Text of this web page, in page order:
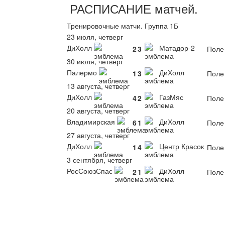
РАСПИСАНИЕ матчей.
Тренировочные матчи. Группа 1Б
23 июля, четверг
ДиХолл
23 Матадор-2
30 июля, четверг
Палермо
1 3 ДиХолл
13 августа, четверг
ДиХолл
42 ГазМяс
20 августа, четверг
Владимирская
61 ДиХолл
27 августа, четверг
ДиХолл
1 4 Центр Красок
3 сентября, четверг
РосСоюзСпас
21 ДиХолл